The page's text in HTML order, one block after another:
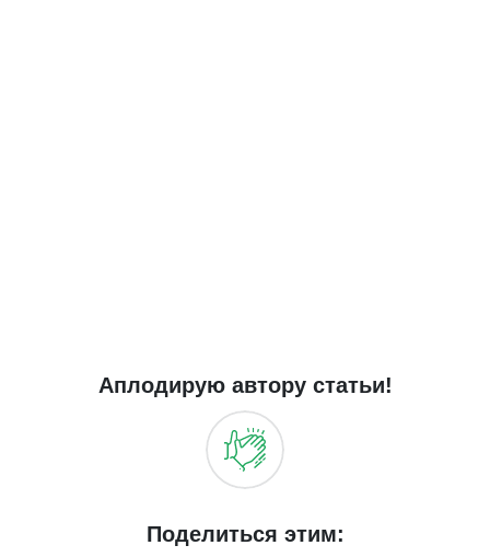
Аплодирую автору статьи!
Поделиться этим: